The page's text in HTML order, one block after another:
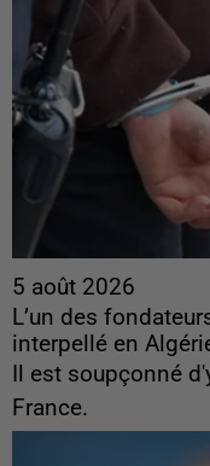
5 août 2026
L’un des
interpellé en
Il est soupçonné
France.